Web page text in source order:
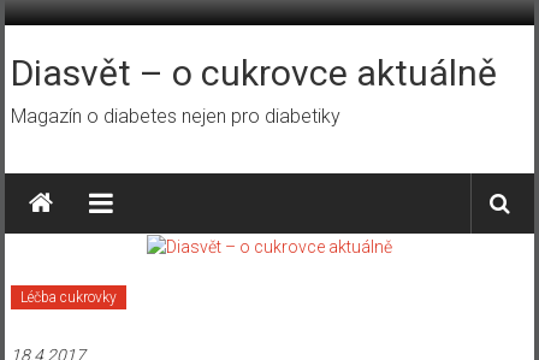
Přeskočit
obsah
Diasvět – o cukrovce aktuálně
Magazín o diabetes nejen pro diabetiky
Léčba cukrovky
18.4.2017